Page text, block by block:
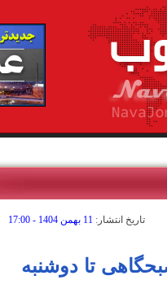
تاريخ انتشار: 11 بهمن 1404 - 17:00
تا دوشنبه